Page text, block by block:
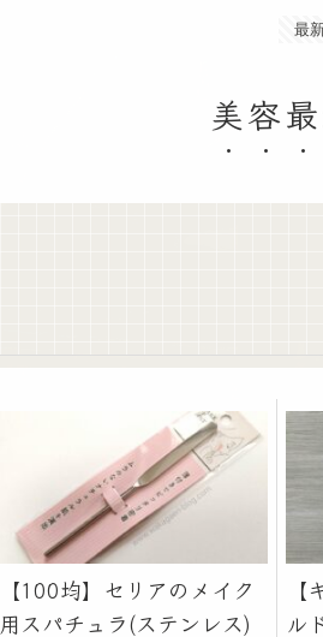
最
美容
【100均】セリアのメイク
用スパチュラ(ステンレス)
ル